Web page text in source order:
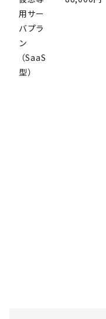
用サー
バプラ
ン
（SaaS
型）